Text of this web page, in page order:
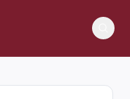
Sud disputado el